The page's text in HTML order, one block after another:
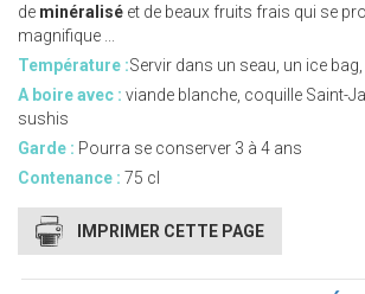
de minéralisé et de beaux fruits frais qui se
magnifique ...
Température :Servir dans un seau, un ice bag,
A boire avec : viande blanche, coquille Saint-
sushis
Garde : Pourra se conserver 3 à 4 ans
Contenance : 75 cl
IMPRIMER CETTE PAGE